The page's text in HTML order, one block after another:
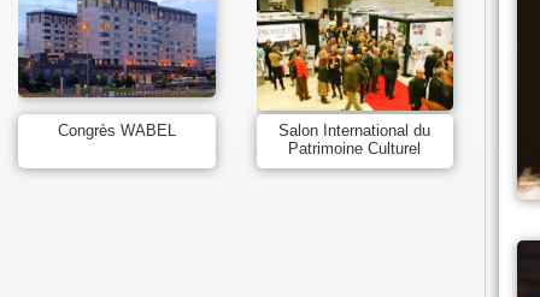
Salon International du
Patrimoine Culturel
Congrès WABEL